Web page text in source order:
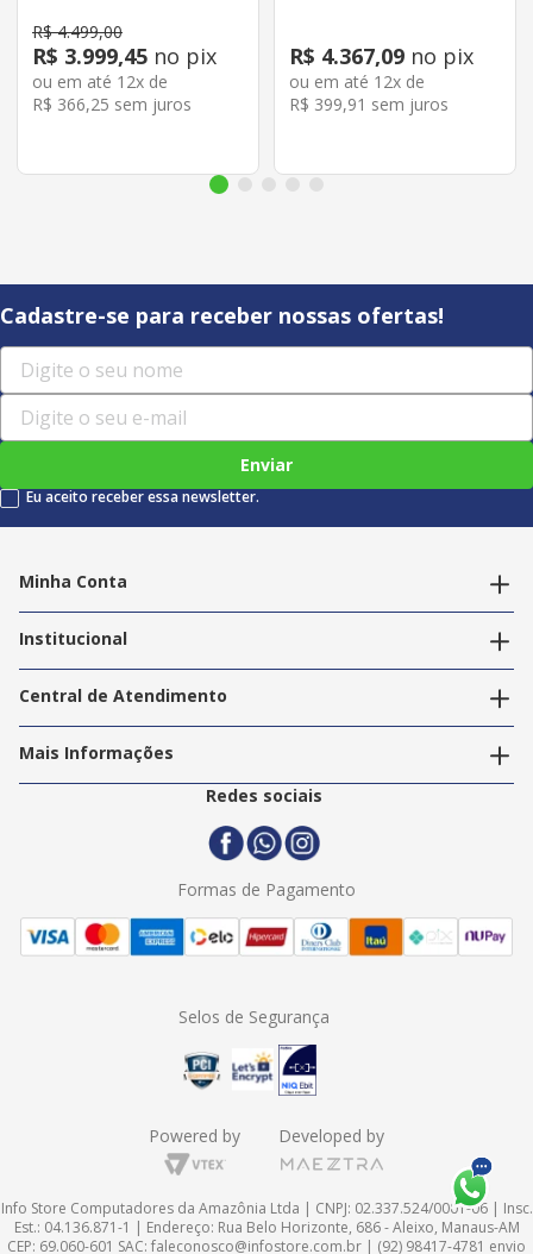
R$ 4.499,00
R$ 3.999,45 no pix
ou em até 12x de
R$ 366,25 sem juros
R$ 4.367,09 no pix
ou em até 12x de
R$ 399,91 sem juros
Cadastre-se para receber nossas ofertas!
Enviar
Eu aceito receber essa newsletter.
Minha Conta
Editar endereços
Institucional
Nossas Lojas
Trabalhe Conosco
Central de Atendimento
Política de Privacidade
Termos e Condições
Politica de Entrega
Mais Informações
2ª Via Nota Fiscal
Redes sociais
Formas de Pagamento
Selos de Segurança
Powered by Developed by
Info Store Computadores da Amazônia Ltda | CNPJ: 02.337.524/0001-06 | Insc.
Est.: 04.136.871-1 | Endereço: Rua Belo Horizonte, 686 - Aleixo, Manaus-AM
CEP: 69.060-601 SAC: faleconosco@infostore.com.br | (92) 98417-4781 envio